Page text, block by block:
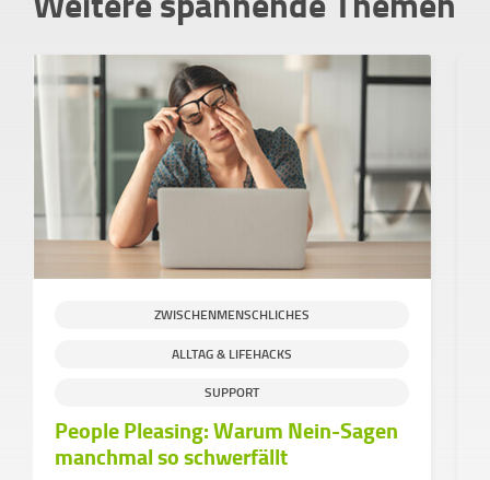
ZWISCHENMENSCHLICHES
ALLTAG & LIFEHACKS
SUPPORT
People Pleasing: Warum Nein-Sagen
manchmal so schwerfällt